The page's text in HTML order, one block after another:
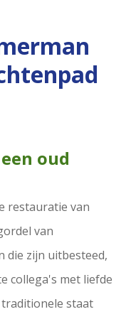
oud
restauratie van
van
die zijn uitbesteed,
collega's met liefde
staat